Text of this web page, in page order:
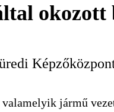
okozott
jármű